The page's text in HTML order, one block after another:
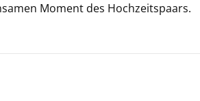
Mo­ment des Hoch­zeits­paars.